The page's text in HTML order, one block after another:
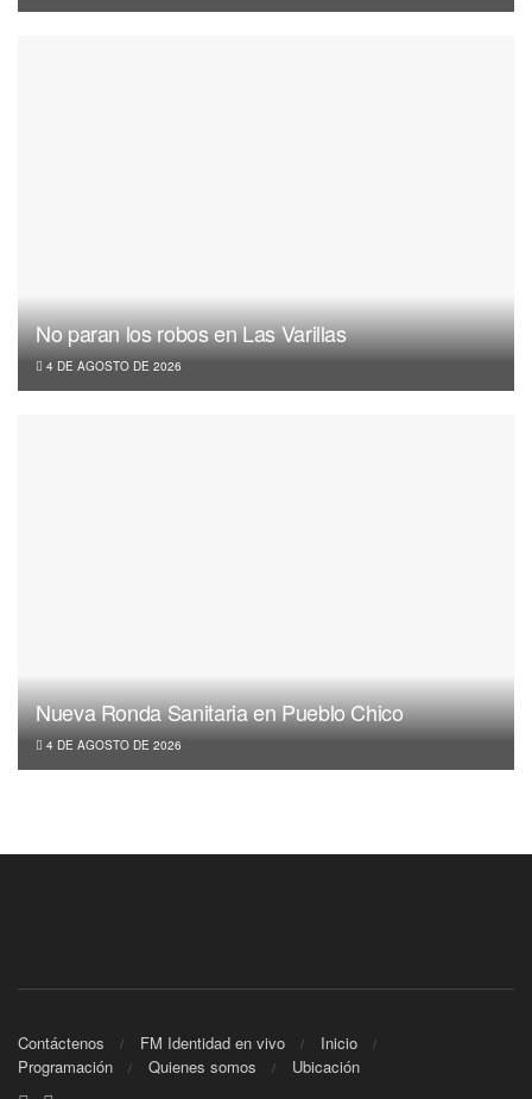
No paran los robos en Las Varillas
4 DE AGOSTO DE 2026
Nueva Ronda Sanitaria en Pueblo Chico
4 DE AGOSTO DE 2026
Contáctenos FM Identidad en vivo
Inicio
Programación
Quienes somos Ubicación